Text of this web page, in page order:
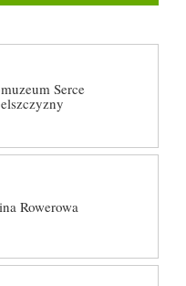
Serce
Rowerowa